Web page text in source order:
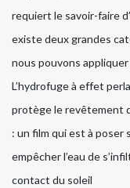
requiert le savoir-faire
existe deux grandes
nous pouvons
L’hydrofuge à effet
protège le revêtement
: un film qui est à poser
empêcher l’eau de
contact du soleil